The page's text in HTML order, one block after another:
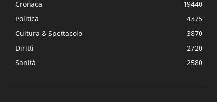
Cronaca
19440
Politica
4375
Cultura & Spettacolo
3870
Diritti
2720
Sanità
2580